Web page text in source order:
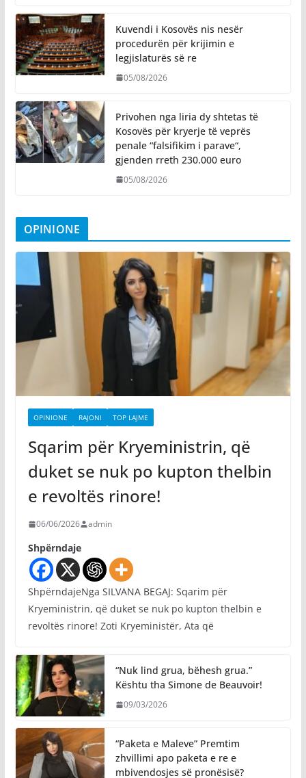
Kuvendi i Kosovës nis nesër
procedurën për krijimin e
legjislaturës së re
05/08/2026
Privohen nga liria dy shtetas të
Kosovës për kryerje të veprës
penale “falsifikim i parave“,
gjenden rreth 230.000 euro
05/08/2026
OPINIONE
OPINIONE RAJONI TOP LAJME
Sqarim për Kryeministrin, që
duket se nuk po kupton thelbin
e revoltës rinore!
06/06/2026 admin
Shpërndaje
ShpërndajeNga SILVANA BEGAJ: Sqarim për
Kryeministrin, që duket se nuk po kupton thelbin e
revoltës rinore! Zoti Kryeministër, Ata që
“Nuk lind grua, bëhesh grua.”
Kështu tha Simone de Beauvoir!
09/03/2026
“Paketa e Maleve” Premtim
zhvillimi apo paketa e re e
mbivendosjes së pronësisë?